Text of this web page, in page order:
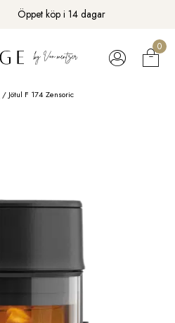
Öppet köp i 14 dagar
0
/ Jötul F 174 Zensoric